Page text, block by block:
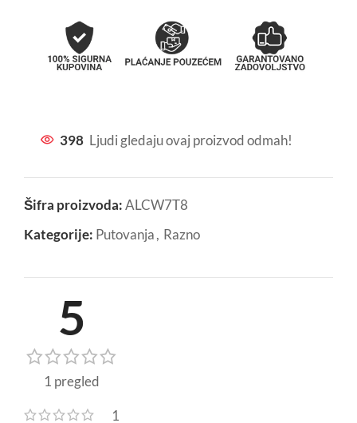
398 Ljudi gledaju ovaj proizvod odmah!
Šifra proizvoda:ALCW7T8
Kategorije: Putovanja, Razno
5
1 pregled
1